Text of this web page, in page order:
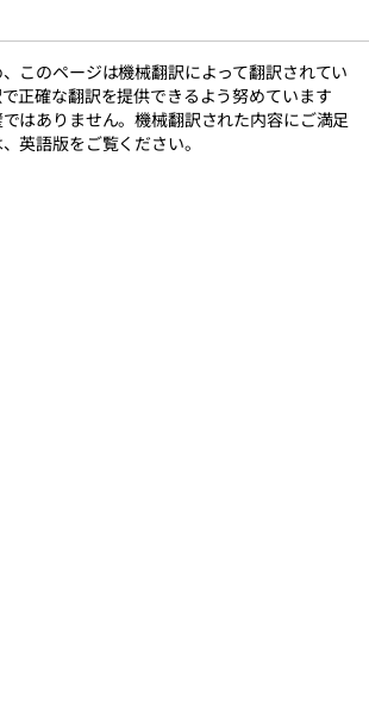
このページは機械翻訳によって翻訳されてい
正確な翻訳を提供できるよう努めています
はありません。機械翻訳された内容にご満足
英語版をご覧ください。